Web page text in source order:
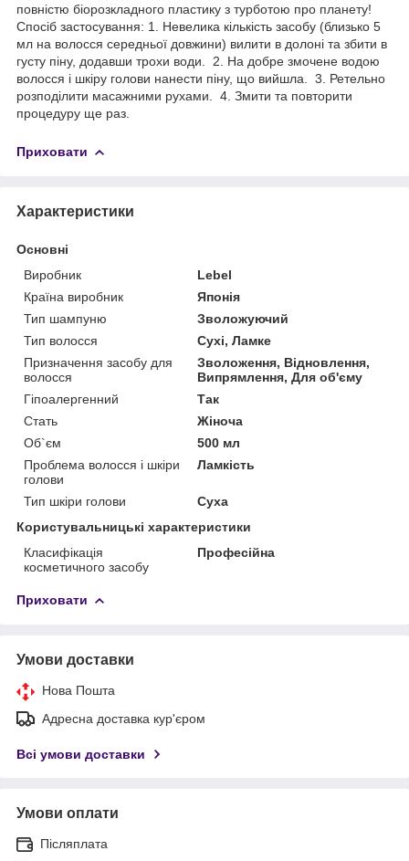
повністю біорозкладного пластику з турботою про планету!
Спосіб застосування: 1. Невелика кількість засобу (близько 5
мл на волосся середньої довжини) вилити в долоні та збити в
густу піну, додавши трохи води. 2. На добре змочене водою
волосся і шкіру голови нанести піну, що вийшла. 3. Ретельно
розподілити масажними рухами. 4. Змити та повторити
процедуру ще раз.
Приховати
Характеристики
Основні
Виробник
Lebel
Країна виробник
Японія
Тип шампуню
Зволожуючий
Тип волосся
Сухі, Ламке
Призначення засобу для
волосся
Зволоження, Відновлення,
Випрямлення, Для об'єму
Гіпоалергенний
Так
Стать
Жіноча
Об`єм
500 мл
Проблема волосся і шкіри
голови
Ламкість
Тип шкіри голови
Суха
Користувальницькі характеристики
Класифікація
косметичного засобу
Професійна
Приховати
Умови доставки
Нова Пошта
Адресна доставка кур'єром
Всі умови доставки
Умови оплати
Післяплата